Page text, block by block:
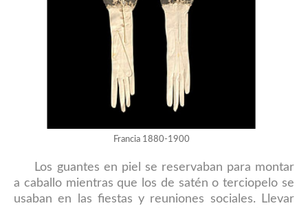
Francia 1880-1900
Los guantes en piel se reservaban para montar
a caballo mientras que los de satén o terciopelo se
usaban en las fiestas y reuniones sociales. Llevar